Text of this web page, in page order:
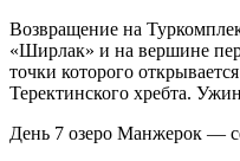
Возвращение на
«Ширлак» и на вершине
точки которого
Теректинского хребта.
День 7 озеро Манжерок —